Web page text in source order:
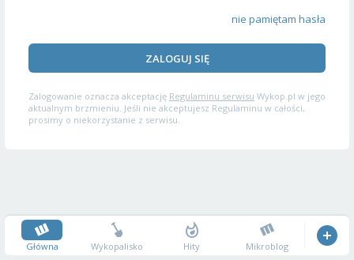
nie pamiętam hasła
ZALOGUJ SIĘ
Zalogowanie oznacza akceptację Regulaminu serwisu Wykop.pl w jego
aktualnym brzmieniu. Jeśli nie akceptujesz Regulaminu w całości,
prosimy o niekorzystanie z serwisu.
Główna Wykopalisko Hity Mikroblog